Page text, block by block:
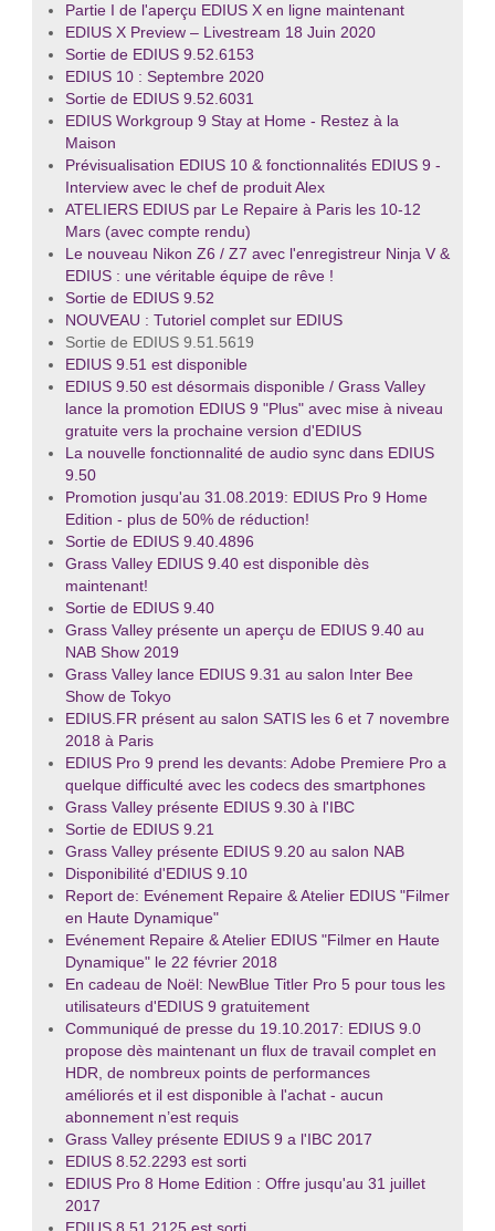
Partie I de l'aperçu EDIUS X en ligne maintenant
EDIUS X Preview – Livestream 18 Juin 2020
Sortie de EDIUS 9.52.6153
EDIUS 10 : Septembre 2020
Sortie de EDIUS 9.52.6031
EDIUS Workgroup 9 Stay at Home - Restez à la
Maison
Prévisualisation EDIUS 10 & fonctionnalités EDIUS 9 -
Interview avec le chef de produit Alex
ATELIERS EDIUS par Le Repaire à Paris les 10-12
Mars (avec compte rendu)
Le nouveau Nikon Z6 / Z7 avec l'enregistreur Ninja V &
EDIUS : une véritable équipe de rêve !
Sortie de EDIUS 9.52
NOUVEAU : Tutoriel complet sur EDIUS
Sortie de EDIUS 9.51.5619
EDIUS 9.51 est disponible
EDIUS 9.50 est désormais disponible / Grass Valley
lance la promotion EDIUS 9 "Plus" avec mise à niveau
gratuite vers la prochaine version d'EDIUS
La nouvelle fonctionnalité de audio sync dans EDIUS
9.50
Promotion jusqu'au 31.08.2019: EDIUS Pro 9 Home
Edition - plus de 50% de réduction!
Sortie de EDIUS 9.40.4896
Grass Valley EDIUS 9.40 est disponible dès
maintenant!
Sortie de EDIUS 9.40
Grass Valley présente un aperçu de EDIUS 9.40 au
NAB Show 2019
Grass Valley lance EDIUS 9.31 au salon Inter Bee
Show de Tokyo
EDIUS.FR présent au salon SATIS les 6 et 7 novembre
2018 à Paris
EDIUS Pro 9 prend les devants: Adobe Premiere Pro a
quelque difficulté avec les codecs des smartphones
Grass Valley présente EDIUS 9.30 à l'IBC
Sortie de EDIUS 9.21
Grass Valley présente EDIUS 9.20 au salon NAB
Disponibilité d'EDIUS 9.10
Report de: Evénement Repaire & Atelier EDIUS "Filmer
en Haute Dynamique"
Evénement Repaire & Atelier EDIUS "Filmer en Haute
Dynamique" le 22 février 2018
En cadeau de Noël: NewBlue Titler Pro 5 pour tous les
utilisateurs d'EDIUS 9 gratuitement
Communiqué de presse du 19.10.2017: EDIUS 9.0
propose dès maintenant un flux de travail complet en
HDR, de nombreux points de performances
améliorés et il est disponible à l'achat - aucun
abonnement n’est requis
Grass Valley présente EDIUS 9 a l'IBC 2017
EDIUS 8.52.2293 est sorti
EDIUS Pro 8 Home Edition : Offre jusqu'au 31 juillet
2017